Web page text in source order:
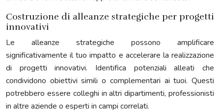
Costruzione di alleanze strategiche per progetti
innovativi
Le alleanze strategiche possono amplificare
significativamente il tuo impatto e accelerare la realizzazione
di progetti innovativi. Identifica potenziali alleati che
condividono obiettivi simili o complementari ai tuoi. Questi
potrebbero essere colleghi in altri dipartimenti, professionisti
in altre aziende o esperti in campi correlati.